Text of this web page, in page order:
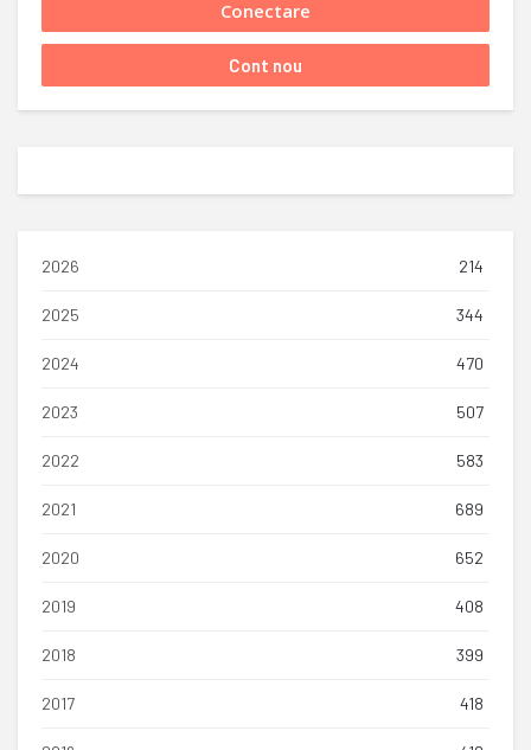
2026 214
2025 344
2024 470
2023 507
2022 583
2021 689
2020 652
2019 408
2018 399
2017 418